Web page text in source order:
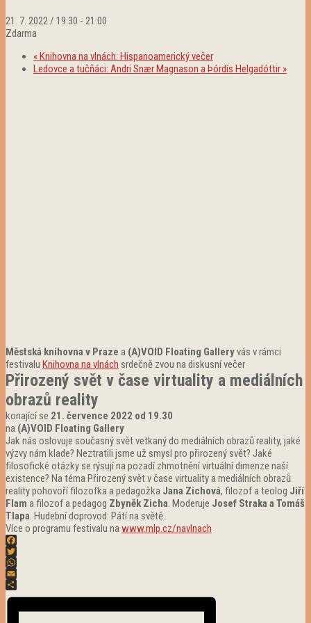
21. 7. 2022 / 19:30 - 21:00
Zdarma
« Knihovna na vlnách: Hispanoamerický večer
Ledovce a tučňáci: Andri Snær Magnason a Þórdís Helgadóttir »
Městská knihovna v Praze a (A)VOID Floating Galleryvás v rámci
festivalu Knihovna na vlnách srdečně zvou na diskusní večer
Přirozený svět v čase virtuality a mediálních
obrazů reality
konající se 21. července 2022 od 19.30
na (A)VOID Floating Gallery
Jak nás oslovuje současný svět vetkaný do mediálních obrazů reality, jaké
výzvy nám klade? Neztratili jsme už smysl pro přirozený svět? Jaké
filosofické otázky se rýsují na pozadí zhmotnění virtuální dimenze naší
existence? Na téma Přirozený svět v čase virtuality a mediálních obrazů
reality pohovoří filozofka a pedagožka Jana Zichová, filozof a teolog Jiří
Flam a filozof a pedagog Zbyněk Zicha. Moderuje Josef Straka a Tomáš
Tlapa. Hudební doprovod: Pátí na světě.
Více o programu festivalu nawww.mlp.cz/navlnach
Facebook
Twitter
WhatsApp
Email
Share